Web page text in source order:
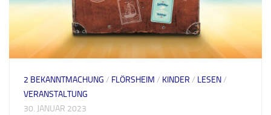
2 BEKANNTMACHUNG / FLÖRSHEIM / KINDER / LESEN/
VERANSTALTUNG
30. JANUAR 2023